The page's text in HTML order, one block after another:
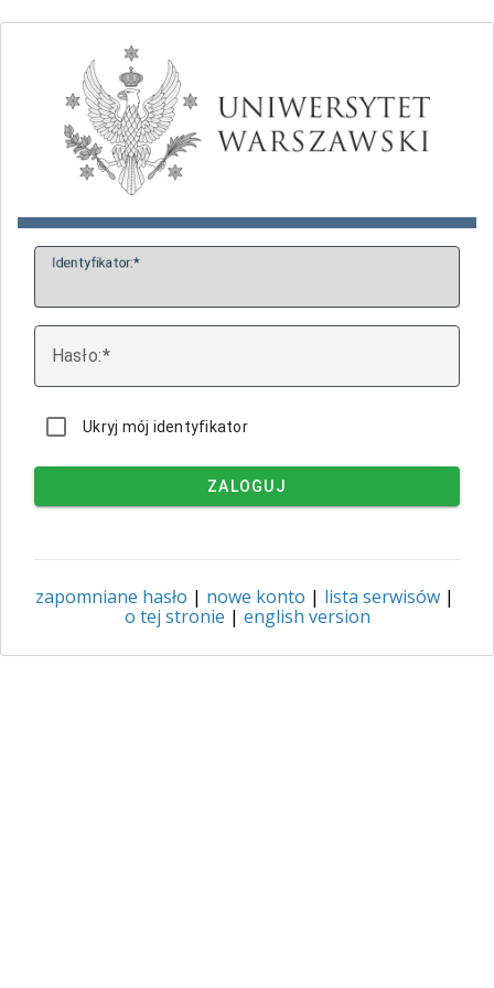
Identyfikator:
Hasło:
Ukryj mój identyfikator
ZALOGUJ
zapomniane hasło | nowe konto | lista serwisów |
o tej stronie | english version